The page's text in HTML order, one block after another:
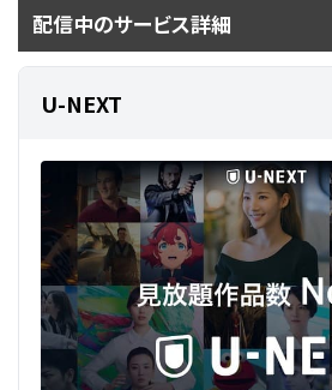
配信中のサービス詳細
U-NEXT